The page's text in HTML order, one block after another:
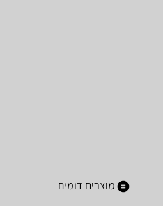
מוצרים דומים